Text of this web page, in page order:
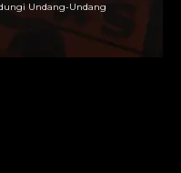
Undang-Undang